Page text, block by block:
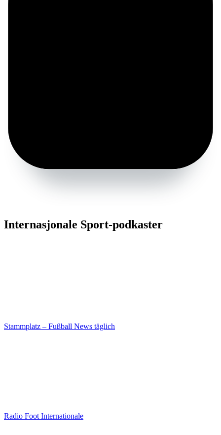
Internasjonale Sport-podkaster
Stammplatz – Fußball News täglich
Radio Foot Internationale